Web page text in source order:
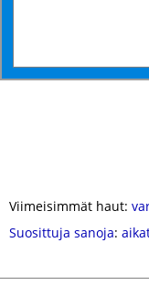
Viimeisimmät haut:
Suosittuja sanoja: